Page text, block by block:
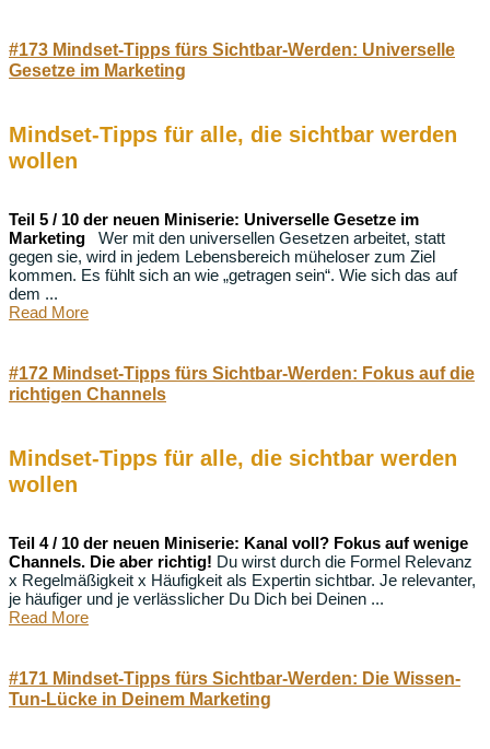
#173 Mindset-Tipps fürs Sichtbar-Werden: Universelle
Gesetze im Marketing
Mindset-Tipps für alle, die sichtbar werden
wollen
Teil 5 / 10 der neuen Miniserie: Universelle Gesetze im
Marketing Wer mit den universellen Gesetzen arbeitet, statt
gegen sie, wird in jedem Lebensbereich müheloser zum Ziel
kommen. Es fühlt sich an wie „getragen sein“. Wie sich das auf
dem ...
Read More
#172 Mindset-Tipps fürs Sichtbar-Werden: Fokus auf die
richtigen Channels
Mindset-Tipps für alle, die sichtbar werden
wollen
Teil 4 / 10 der neuen Miniserie: Kanal voll? Fokus auf wenige
Channels. Die aber richtig! Du wirst durch die Formel Relevanz
x Regelmäßigkeit x Häufigkeit als Expertin sichtbar. Je relevanter,
je häufiger und je verlässlicher Du Dich bei Deinen ...
Read More
#171 Mindset-Tipps fürs Sichtbar-Werden: Die Wissen-
Tun-Lücke in Deinem Marketing